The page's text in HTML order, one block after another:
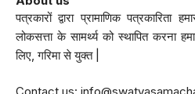
पत्रकारों द्वारा प्रामाणिक
लोकसत्ता के सामर्थ्य को स्थापित करना
लिए, गरिमा से युक्त |